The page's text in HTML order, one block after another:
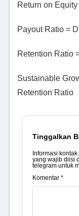
Return on
Payout Ratio =
Retention Ratio
Sustainable
Retention Ratio
Tinggalkan
Informasi
yang wajib diisi
telegram untuk
Komentar *